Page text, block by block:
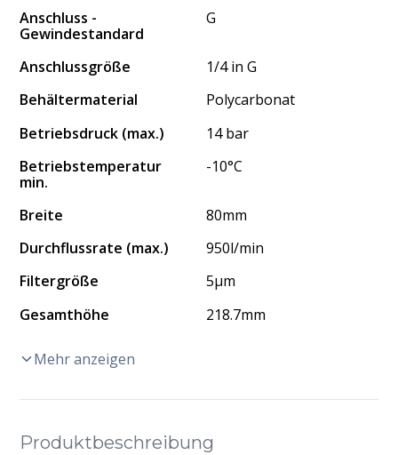
Anschluss -
Gewindestandard
G
Anschlussgröße
1/4 in G
Behältermaterial
Polycarbonat
Betriebsdruck (max.)
14 bar
Betriebstemperatur
min.
-10°C
Breite
80mm
Durchflussrate (max.)
950l/min
Filtergröße
5μm
Gesamthöhe
218.7mm
Mehr anzeigen
Produktbeschreibung